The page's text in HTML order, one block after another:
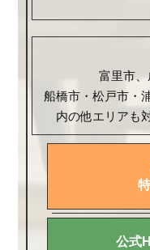
富里市
船橋市・松戸市・
内の他エリアも
公式